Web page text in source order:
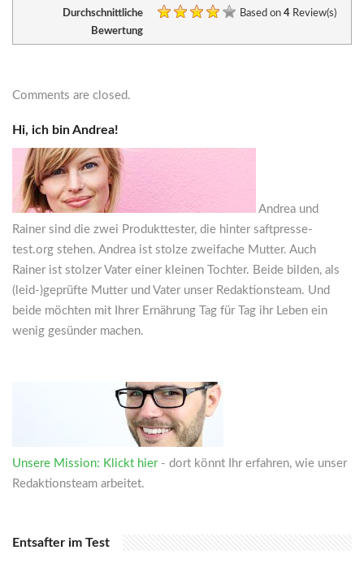
Durchschnittliche
Bewertung
Based on 4 Review(s)
Comments are closed.
Hi, ich bin Andrea!
Andrea und
Rainer sind die zwei Produkttester, die hinter saftpresse-
test.org stehen. Andrea ist stolze zweifache Mutter. Auch
Rainer ist stolzer Vater einer kleinen Tochter. Beide bilden, als
(leid-)geprüfte Mutter und Vater unser Redaktionsteam. Und
beide möchten mit Ihrer Ernährung Tag für Tag ihr Leben ein
wenig gesünder machen.
Unsere Mission: Klickt hier- dort könnt Ihr erfahren, wie unser
Redaktionsteam arbeitet.
Entsafter im Test